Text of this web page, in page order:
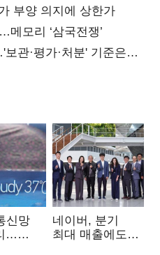
부양 의지에 상한가
모리 ‘삼국전쟁’
관·평가·처분' 기준은
신망
…
네이버, 분기
최대 매출에도